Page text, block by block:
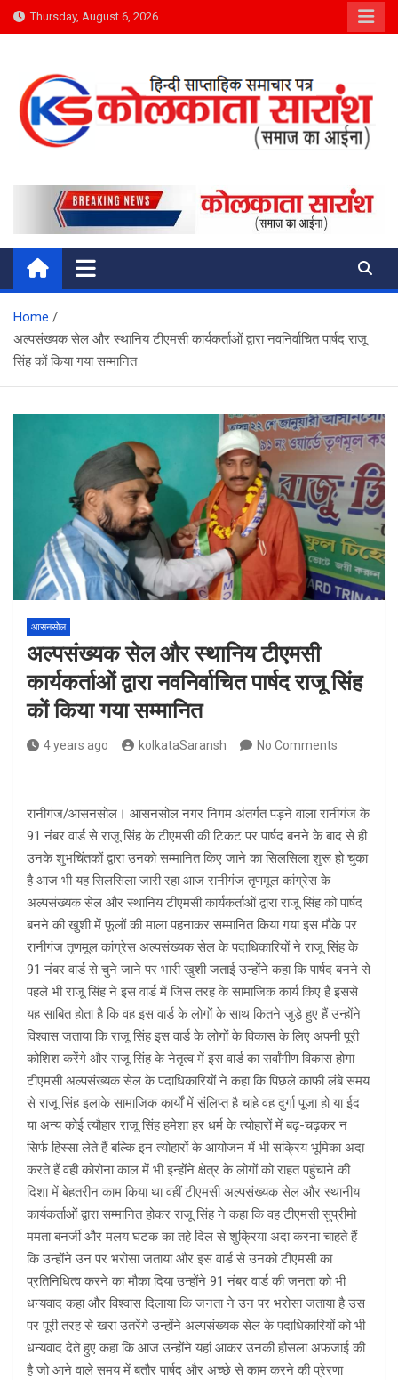
Skip
to
Thursday, August 6, 2026
Kolkata Saransh News
समाज का आईना
Home
अल्पसंख्यक सेल और स्थानिय टीएमसी कार्यकर्ताओं द्वारा नवनिर्वाचित पार्षद राजू
सिंह कों किया गया सम्मानित
आसनसोल
अल्पसंख्यक सेल और स्थानिय टीएमसी
कार्यकर्ताओं द्वारा नवनिर्वाचित पार्षद राजू सिंह
कों किया गया सम्मानित
4 years ago kolkataSaransh No Comments
रानीगंज/आसनसोल। आसनसोल नगर निगम अंतर्गत पड़ने वाला रानीगंज के
91 नंबर वार्ड से राजू सिंह के टीएमसी की टिकट पर पार्षद बनने के बाद से ही
उनके शुभचिंतकों द्वारा उनको सम्मानित किए जाने का सिलसिला शुरू हो चुका
है आज भी यह सिलसिला जारी रहा आज रानीगंज तृणमूल कांग्रेस के
अल्पसंख्यक सेल और स्थानिय टीएमसी कार्यकर्ताओं द्वारा राजू सिंह को पार्षद
बनने की खुशी में फूलों की माला पहनाकर सम्मानित किया गया इस मौके पर
रानीगंज तृणमूल कांग्रेस अल्पसंख्यक सेल के पदाधिकारियों ने राजू सिंह के
91 नंबर वार्ड से चुने जाने पर भारी खुशी जताई उन्होंने कहा कि पार्षद बनने से
पहले भी राजू सिंह ने इस वार्ड में जिस तरह के सामाजिक कार्य किए हैं इससे
यह साबित होता है कि वह इस वार्ड के लोगों के साथ कितने जुड़े हुए हैं उन्होंने
विश्वास जताया कि राजू सिंह इस वार्ड के लोगों के विकास के लिए अपनी पूरी
कोशिश करेंगे और राजू सिंह के नेतृत्व में इस वार्ड का सर्वांगीण विकास होगा
टीएमसी अल्पसंख्यक सेल के पदाधिकारियों ने कहा कि पिछले काफी लंबे समय
से राजू सिंह इलाके सामाजिक कार्यों में संलिप्त है चाहे वह दुर्गा पूजा हो या ईद
या अन्य कोई त्यौहार राजू सिंह हमेशा हर धर्म के त्योहारों में बढ़-चढ़कर न
सिर्फ हिस्सा लेते हैं बल्कि इन त्योहारों के आयोजन में भी सक्रिय भूमिका अदा
करते हैं वही कोरोना काल में भी इन्होंने क्षेत्र के लोगों को राहत पहुंचाने की
दिशा में बेहतरीन काम किया था वहीं टीएमसी अल्पसंख्यक सेल और स्थानीय
कार्यकर्ताओं द्वारा सम्मानित होकर राजू सिंह ने कहा कि वह टीएमसी सुप्रीमो
ममता बनर्जी और मलय घटक का तहे दिल से शुक्रिया अदा करना चाहते हैं
कि उन्होंने उन पर भरोसा जताया और इस वार्ड से उनको टीएमसी का
प्रतिनिधित्व करने का मौका दिया उन्होंने 91 नंबर वार्ड की जनता को भी
धन्यवाद कहा और विश्वास दिलाया कि जनता ने उन पर भरोसा जताया है उस
पर पूरी तरह से खरा उतरेंगे उन्होंने अल्पसंख्यक सेल के पदाधिकारियों को भी
धन्यवाद देते हुए कहा कि आज उन्होंने यहां आकर उनकी हौसला अफजाई की
है जो आने वाले समय में बतौर पार्षद और अच्छे से काम करने की प्रेरणा